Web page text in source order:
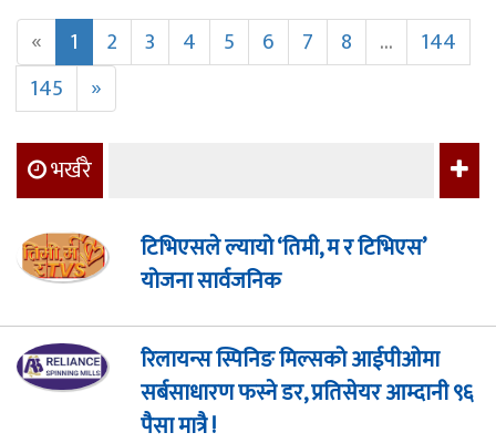
«
1 2 3 4 5 6 7 8 ...
144
145
»
भर्खरै
टिभिएसले ल्यायो ‘तिमी, म र टिभिएस’
योजना सार्वजनिक
रिलायन्स स्पिनिङ मिल्सको आईपीओमा
सर्बसाधारण फस्ने डर, प्रतिसेयर आम्दानी ९६
पैसा मात्रै !